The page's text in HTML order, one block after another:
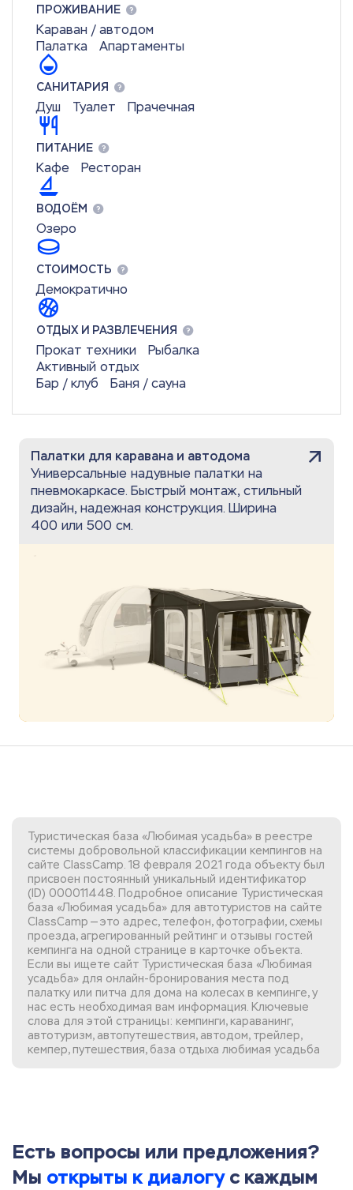
ПРОЖИВАНИЕ
Караван / автодом
Палатка
Апартаменты
САНИТАРИЯ
Душ Туалет Прачечная
ПИТАНИЕ
Кафе Ресторан
ВОДОЁМ
Озеро
СТОИМОСТЬ
Демократично
ОТДЫХ И РАЗВЛЕЧЕНИЯ
Прокат техники
Рыбалка
Активный отдых
Бар / клуб
Баня / сауна
Палатки для каравана и автодома
Универсальные надувные палатки на
пневмокаркасе. Быстрый монтаж, стильный
дизайн, надежная конструкция. Ширина
400 или 500 см.
Туристическая база «Любимая усадьба» в реестре
системы добровольной классификации кемпингов на
сайте ClassCamp. 18 февраля 2021 года объекту был
присвоен постоянный уникальный идентификатор
(ID) 000011448. Подробное описание Туристическая
база «Любимая усадьба» для автотуристов на сайте
ClassCamp — это адрес, телефон, фотографии, схемы
проезда, агрегированный рейтинг и отзывы гостей
кемпинга на одной странице в карточке объекта.
Если вы ищете сайт Туристическая база «Любимая
усадьба» для онлайн-бронирования места под
палатку или питча для дома на колесах в кемпинге, у
нас есть необходимая вам информация. Ключевые
слова для этой страницы: кемпинги, караванинг,
автотуризм, автопутешествия, автодом, трейлер,
кемпер, путешествия, база отдыха любимая усадьба
Есть вопросы или предложения?
Мы открыты к диалогус каждым